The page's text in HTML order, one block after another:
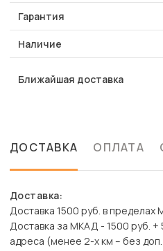
Гарантия
Наличие
Ближайшая доставка
ДОСТАВКА ОПЛАТА
Доставка:
Доставка 1500 руб. в пределах
Доставка за МКАД - 1500 руб.
адреса (менее 2-х км – без